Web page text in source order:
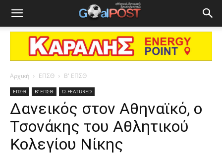
Αρχική ΕΠΣΘ Β' ΕΠΣΘ
ΕΠΣΘ Β' ΕΠΣΘ Ω-FEATURED
Δανεικός στον Αθηναϊκό, ο
Τσονάκης του Αθλητικού
Κολεγίου Νίκης